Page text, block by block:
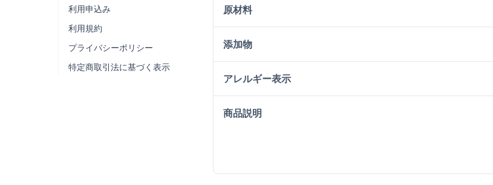
利用申込み
利用規約
プライバシーポリシー
特定商取引法に基づく表示
原材料
添加物
アレルギー表示
商品説明